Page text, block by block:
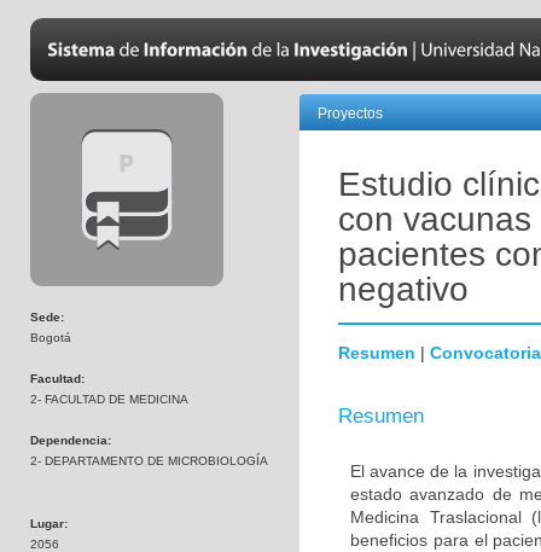
Sede:
Bogotá
Facultad:
2- FACULTAD DE MEDICINA
Dependencia:
2- DEPARTAMENTO DE MICROBIOLOGÍA
Lugar:
2056
Proyectos
Estudio
con
pacientes
negativo
Resumen | Convocatoria
Resumen
El avance de la
estado avanzado de
Medicina
beneficios para el